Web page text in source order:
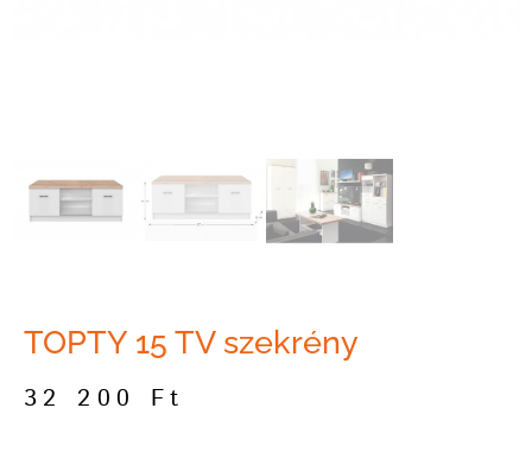
TOPTY 15 TV szekrény
32 200 Ft